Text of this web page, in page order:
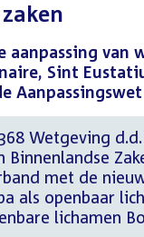
aanpassing
Sint
Wetgeving
Binnenlandse
met de
als openbaar
lichamen